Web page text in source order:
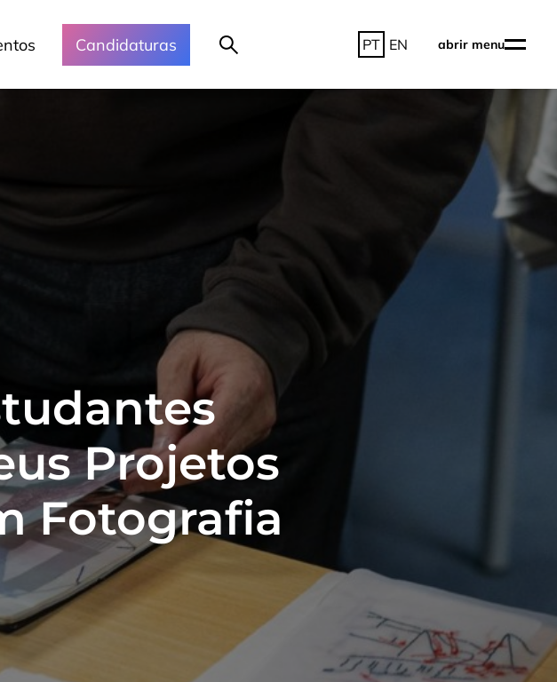
Candidaturas PT EN abrir menu
Projetos
Fotografia